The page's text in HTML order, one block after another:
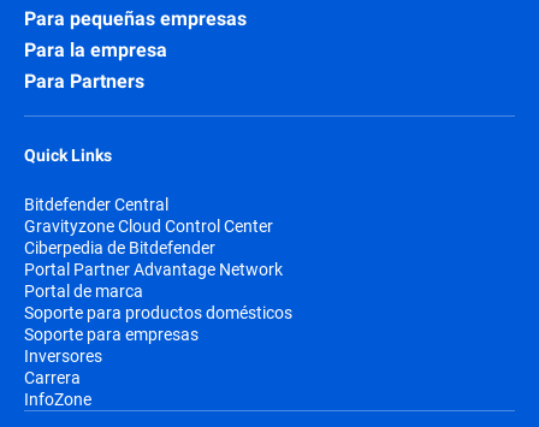
Para pequeñas empresas
Para la empresa
Para Partners
Quick Links
Bitdefender Central
Gravityzone Cloud Control Center
Ciberpedia de Bitdefender
Portal Partner Advantage Network
Portal de marca
Soporte para productos domésticos
Soporte para empresas
Inversores
Carrera
InfoZone